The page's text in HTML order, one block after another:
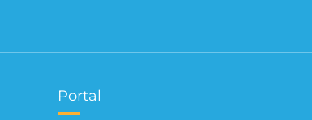
Portal